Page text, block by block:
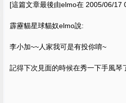
[這篇文章最後由elmo在 2005/06/17
霹靂貓星球貓奴elmo說:
李小加~~人家我可是有投你唷~
記得下次見面的時候在秀一下手風琴